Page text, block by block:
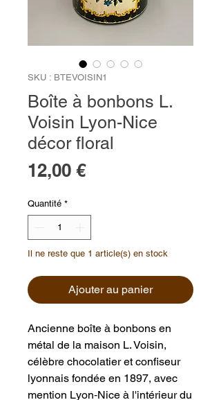
SKU : BTEVOISIN1
Boîte à bonbons L.
Voisin Lyon-Nice
décor floral
12,00 €Prix
Quantité *
Il ne reste que 1 article(s) en stock
Ajouter au panier
Ancienne boîte à bonbons en
métal de la maison L. Voisin,
célèbre chocolatier et confiseur
lyonnais fondée en 1897, avec
mention Lyon‑Nice à l'intérieur du